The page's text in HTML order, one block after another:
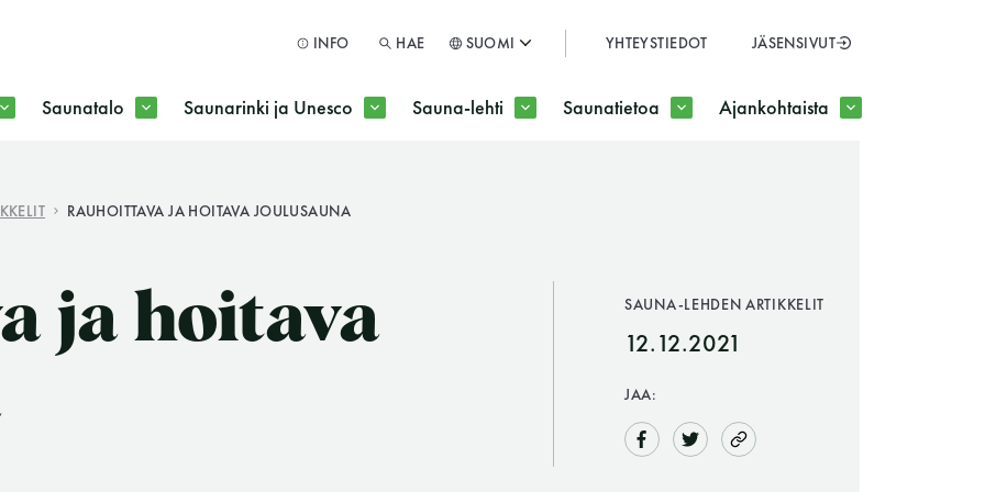
SULJE
INFO HAE SUOMI YHTEYSTIEDOT JÄSENSIVUT
Saunatalo Saunarinki ja Unesco Sauna-lehti Saunatietoa Ajankohtaista
RAUHOITTAVA JA HOITAVA JOULUSAUNA
ja hoitava
SAUNA-LEHDEN ARTIKKELIT
12.12.2021
JAA: